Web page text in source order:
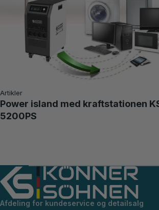
Artikler
Power island med kraftstationen
5200PS
Afdeling for kundeservice og detailsalg